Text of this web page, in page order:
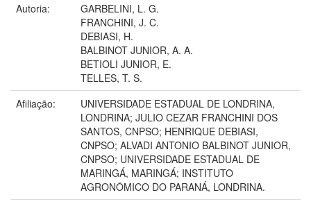
Autoria:
GARBELINI, L. G.
FRANCHINI, J. C.
DEBIASI, H.
BALBINOT JUNIOR, A. A.
BETIOLI JUNIOR, E.
TELLES, T. S.
Afiliação:
UNIVERSIDADE ESTADUAL DE LONDRINA,
LONDRINA; JULIO CEZAR FRANCHINI DOS
SANTOS, CNPSO; HENRIQUE DEBIASI,
CNPSO; ALVADI ANTONIO BALBINOT JUNIOR,
CNPSO; UNIVERSIDADE ESTADUAL DE
MARINGÁ, MARINGÁ; INSTITUTO
AGRONÔMICO DO PARANÁ, LONDRINA.